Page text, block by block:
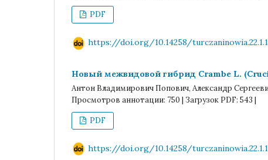
PDF
https://doi.org/10.14258/
Новый межвидовой гибрид Crambe L.
Антон Владимирович Попович, Александр
Просмотров аннотации: 750 | Загрузок PDF: 543 |
PDF
https://doi.org/10.14258/